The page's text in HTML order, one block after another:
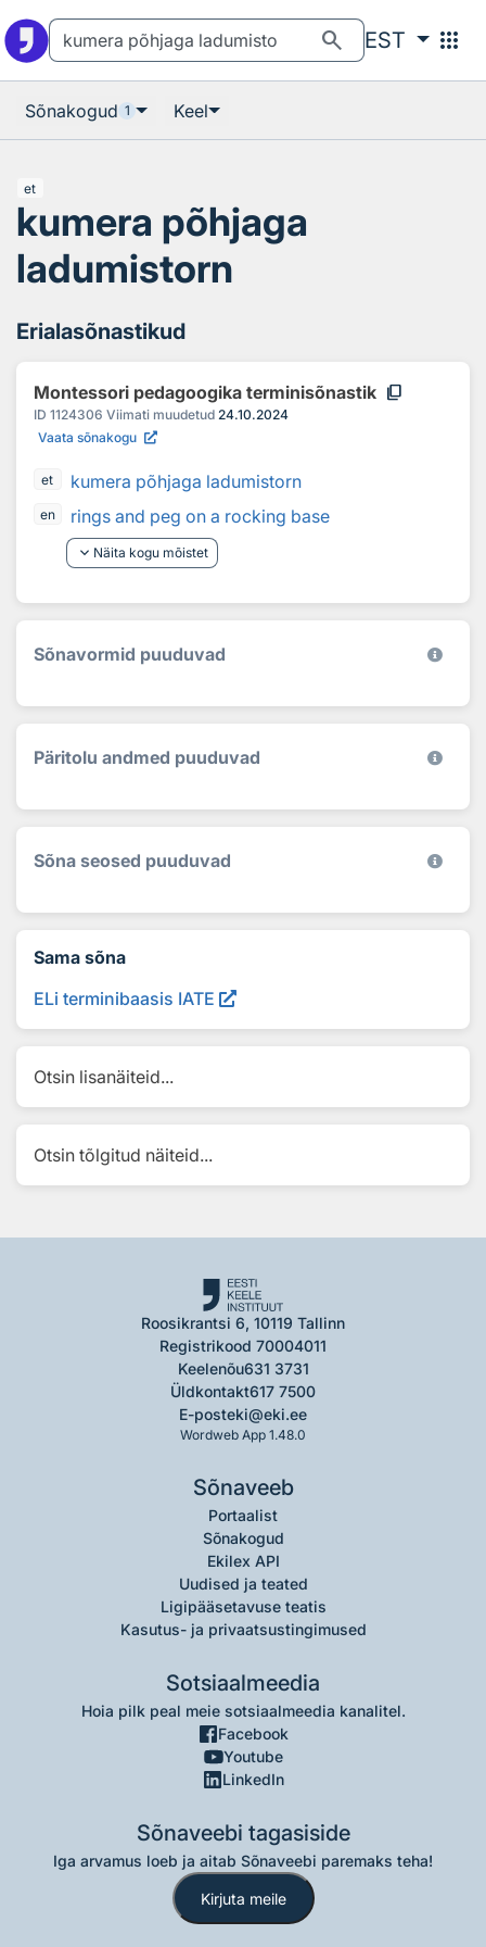
search EST apps
Sõnakogud 1 Keel
et
kumera põhjaga
ladumistorn
Erialasõnastikud
Montessori pedagoogika terminisõnastik content_copy
ID 1124306 Viimati muudetud 24.10.2024
Vaata sõnakogu
et kumera põhjaga ladumistorn
en
rings and peg on a rocking base
keyboard_arrow_down Näita kogu mõistet
Sõnavormid puuduvad
Päritolu andmed puuduvad
Sõna seosed puuduvad
Sama sõna
ELi terminibaasis IATE
Otsin lisanäiteid...
Otsin tõlgitud näiteid...
Roosikrantsi 6, 10119 Tallinn
Registrikood 70004011
Keelenõu631 3731
Üldkontakt617 7500
E-posteki@eki.ee
Wordweb App 1.48.0
Sõnaveeb
Portaalist
Sõnakogud
Ekilex API
Uudised ja teated
Ligipääsetavuse teatis
Kasutus- ja privaatsustingimused
Sotsiaalmeedia
Hoia pilk peal meie sotsiaalmeedia kanalitel.
Facebook
Youtube
LinkedIn
Sõnaveebi tagasiside
Iga arvamus loeb ja aitab Sõnaveebi paremaks teha!
Kirjuta meile